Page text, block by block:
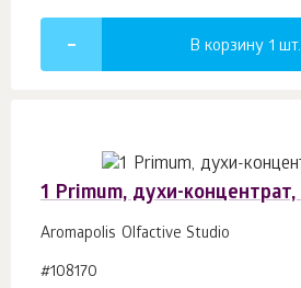
В корзину 1 шт.
1 Primum, духи-
Aromapolis Olfactive Studio
#108170